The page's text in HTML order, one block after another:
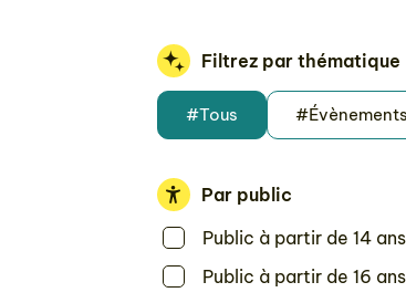
Filtrez par thématique
#Tous
Par public
Public à partir de 14 ans
Public à partir de 16 ans